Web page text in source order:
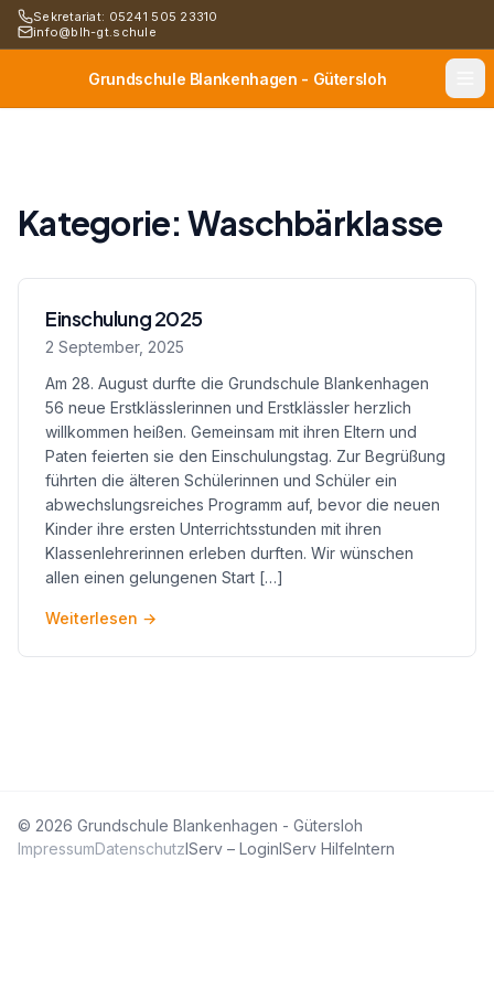
Sekretariat: 05241 505 23310
info@blh-gt.schule
Grundschule Blankenhagen - Gütersloh
Kategorie: Waschbärklasse
Einschulung 2025
2 September, 2025
Am 28. August durfte die Grundschule Blankenhagen
56 neue Erstklässlerinnen und Erstklässler herzlich
willkommen heißen. Gemeinsam mit ihren Eltern und
Paten feierten sie den Einschulungstag. Zur Begrüßung
führten die älteren Schülerinnen und Schüler ein
abwechslungsreiches Programm auf, bevor die neuen
Kinder ihre ersten Unterrichtsstunden mit ihren
Klassenlehrerinnen erleben durften. Wir wünschen
allen einen gelungenen Start […]
Weiterlesen →
© 2026 Grundschule Blankenhagen - Gütersloh
ImpressumDatenschutzIServ – LoginIServ HilfeIntern